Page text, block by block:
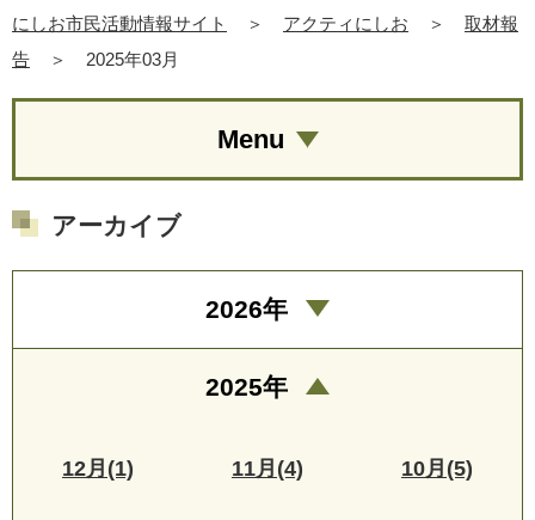
にしお市民活動情報サイト ＞ アクティにしお ＞
取材報
告
＞ 2025年03月
Menu
アーカイブ
2026年
2025年
12月(1) 11月(4) 10月(5)